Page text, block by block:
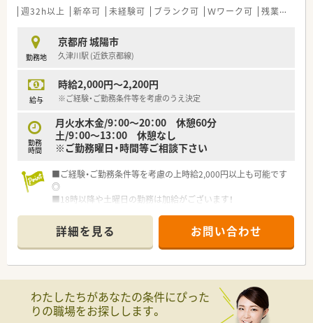
週32h以上 新卒可 未経験可 ブランク可 Ｗワーク可 残業なし(ほぼなし含む)
勤務地
京都府 城陽市
久津川駅 (近鉄京都線)
給与
時給2,000円～2,200円
※ご経験・ご勤務条件等を考慮のうえ決定
勤務
時間
月火水木金/9：00～20：00 休憩60分
土/9：00～13：00 休憩なし
※ご勤務曜日・時間等ご相談下さい
■ご経験・ご勤務条件等を考慮の上時給2,000円以上も可能です
◎
■18時以降や土曜日の勤務は加給がございます！
せ下さい
詳細を見る お問い合わせ
わたしたちがあなたの条件にぴった
りの職場をお探しします。